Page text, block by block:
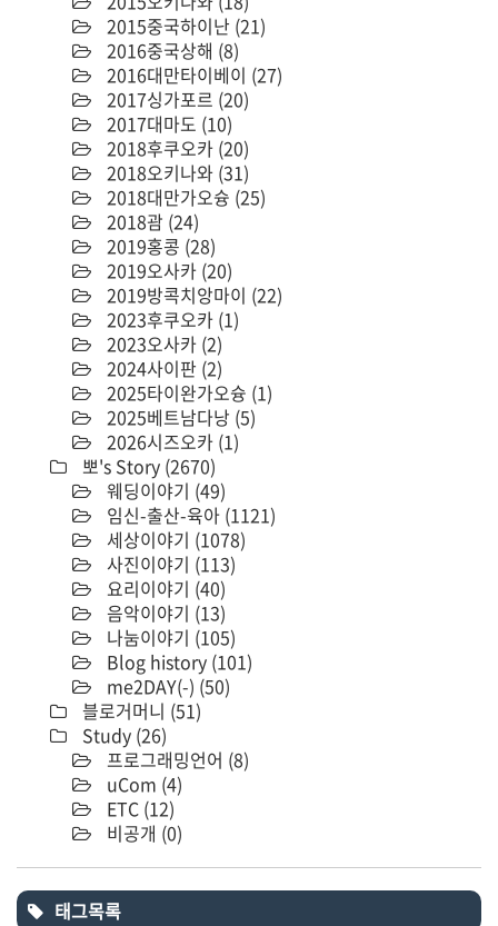
2015중국하이난 (21)
2016중국상해 (8)
2016대만타이베이 (27)
2017싱가포르 (20)
2017대마도 (10)
2018후쿠오카 (20)
2018오키나와 (31)
2018대만가오슝 (25)
2018괌 (24)
2019홍콩 (28)
2019오사카 (20)
2019방콕치앙마이 (22)
2023후쿠오카 (1)
2023오사카 (2)
2024사이판 (2)
2025타이완가오슝 (1)
2025베트남다낭 (5)
2026시즈오카 (1)
뽀's Story (2670)
웨딩이야기 (49)
임신-출산-육아 (1121)
세상이야기 (1078)
사진이야기 (113)
요리이야기 (40)
음악이야기 (13)
나눔이야기 (105)
Blog history (101)
me2DAY(-) (50)
블로거머니 (51)
Study (26)
프로그래밍언어 (8)
uCom (4)
ETC (12)
비공개 (0)
태그목록